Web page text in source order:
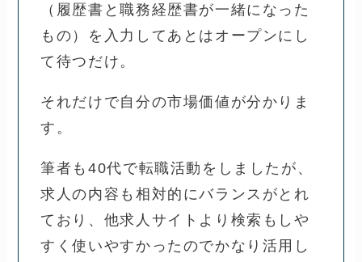
（履歴書と職務経歴書が一緒になった
もの）を入力してあとはオープンにし
て待つだけ。
それだけで自分の市場価値が分かりま
す。
筆者も40代で転職活動をしましたが、
求人の内容も相対的にバランスがとれ
ており、他求人サイトより検索もしや
すく使いやすかったのでかなり活用し